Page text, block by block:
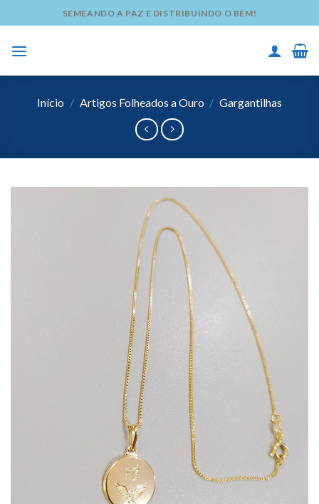
to
content
SEMEANDO A PAZ E DISTRIBUINDO O BEM!
Início / Artigos Folheados a Ouro / Gargantilhas